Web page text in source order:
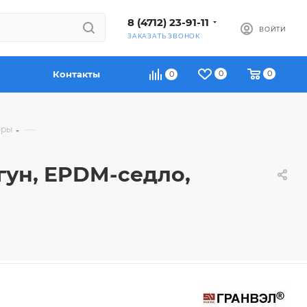
8 (4712) 23-91-11
ЗАКАЗАТЬ ЗВОНОК
ВОЙТИ
0 0 0
Контакты
—
EPDM-седло,